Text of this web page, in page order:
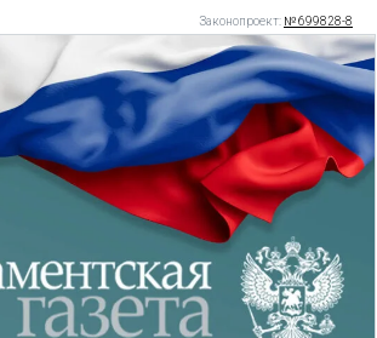
Законопроект: № 699828-8